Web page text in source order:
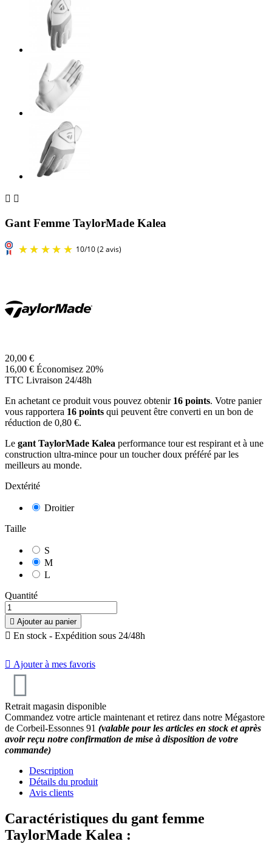
 
Gant Femme TaylorMade Kalea
20,00 €
16,00 € Économisez 20%
TTC Livraison 24/48h
En achetant ce produit vous pouvez obtenir 16 points. Votre panier
vous rapportera 16 points qui peuvent être converti en un bon de
réduction de 0,80 €.
Le gant TaylorMade Kalea performance tour est respirant et à une
construction ultra-mince pour un toucher doux préféré par les
meilleurs au monde.
Dextérité
Droitier
Taille
S
M
L
Quantité
 Ajouter au panier
 En stock - Expédition sous 24/48h
 Ajouter à mes favoris
Retrait magasin disponible
Commandez votre article maintenant et retirez dans notre Mégastore
de Corbeil-Essonnes 91 (valable pour les articles en stock et après
avoir reçu notre confirmation de mise à disposition de votre
commande)
Description
Détails du produit
Avis clients
Caractéristiques du gant femme
TaylorMade Kalea :